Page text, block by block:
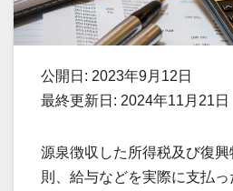
公開日: 2023年9月12日
最終更新日: 2024年11月21日
源泉徴収した所得税及び復
則、給与などを実際に支払